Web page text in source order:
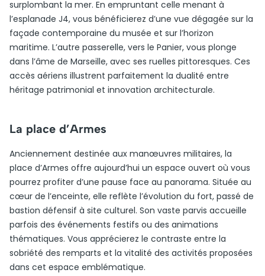
surplombant la mer. En empruntant celle menant à
l’esplanade J4, vous bénéficierez d’une vue dégagée sur la
façade contemporaine du musée et sur l’horizon
maritime. L’autre passerelle, vers le Panier, vous plonge
dans l’âme de Marseille, avec ses ruelles pittoresques. Ces
accès aériens illustrent parfaitement la dualité entre
héritage patrimonial et innovation architecturale.
La place d’Armes
Anciennement destinée aux manœuvres militaires, la
place d’Armes offre aujourd’hui un espace ouvert où vous
pourrez profiter d’une pause face au panorama. Située au
cœur de l’enceinte, elle reflète l’évolution du fort, passé de
bastion défensif à site culturel. Son vaste parvis accueille
parfois des événements festifs ou des animations
thématiques. Vous apprécierez le contraste entre la
sobriété des remparts et la vitalité des activités proposées
dans cet espace emblématique.